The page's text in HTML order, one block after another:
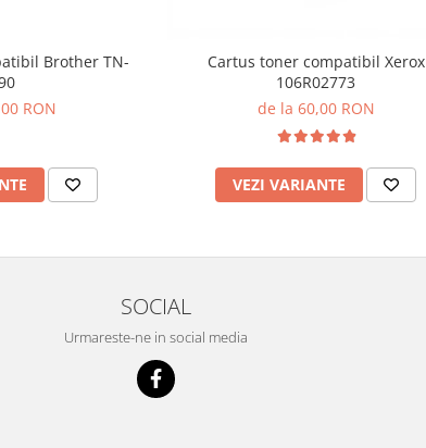
Brother TN-
RON
Cartus toner compatibil Xerox
106R02773
de la 60,00 RON
VEZI VARIANTE
SOCIAL
Urmareste-ne in social media